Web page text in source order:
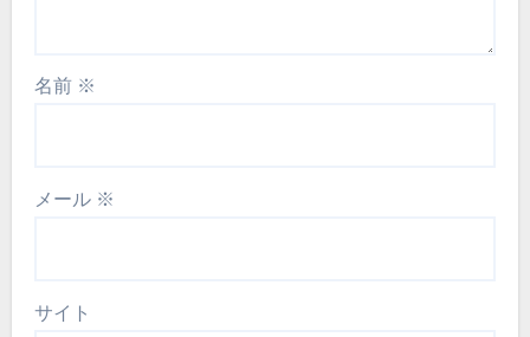
名前 ※
メール ※
サイト